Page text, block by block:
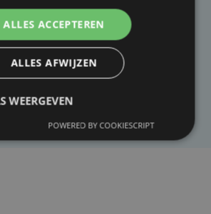
opgemerkt?
of schrijffout opgemerkt in dit
artikel?
het ons weten
ALLES ACCEPTEREN
ALLES AFWIJZEN
WEERGEVEN
POWERED BY COOKIESCRIPT